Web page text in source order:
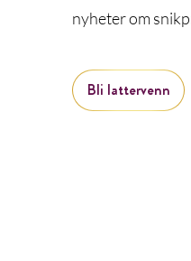
nyheter om
Bli lattervenn